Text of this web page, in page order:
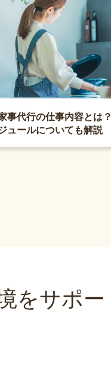
事代行の仕事内容とは
ュールについても解説
をサポー